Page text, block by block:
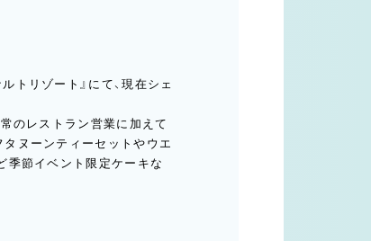
トリゾート』にて、現在シェ
のレストラン営業に加えて
ヌーンティーセットやウエ
季節イベント限定ケーキな